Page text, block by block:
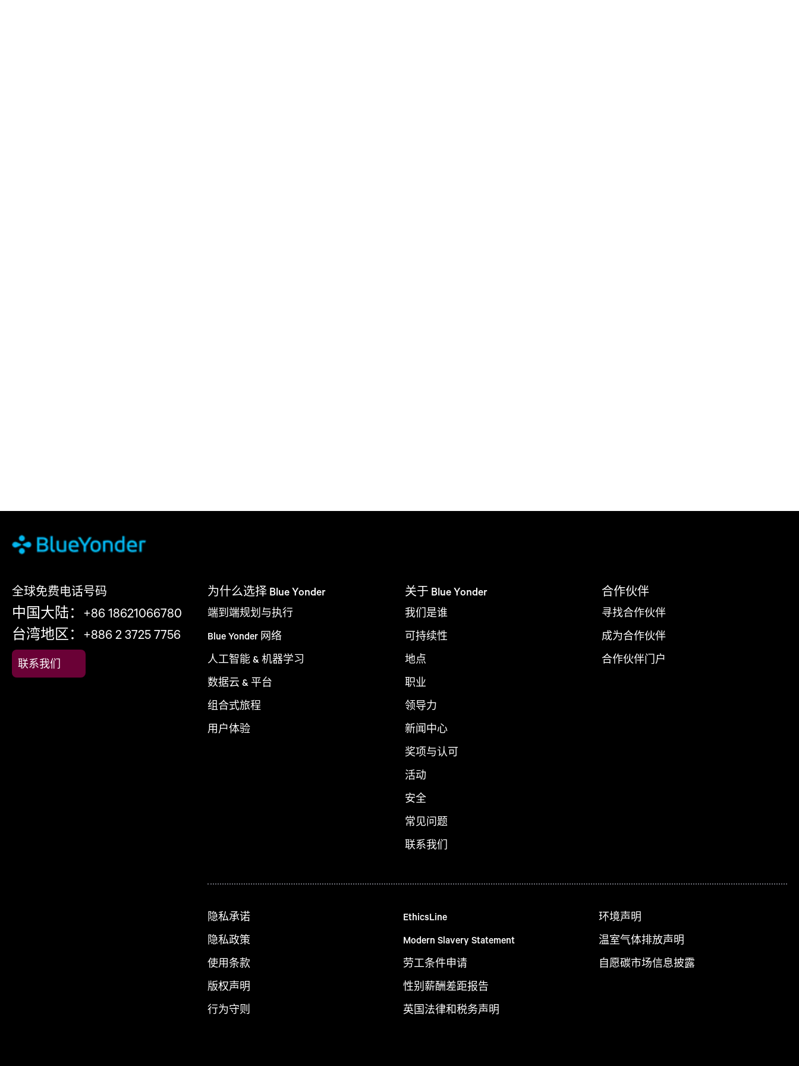
全球免费电话号码
中国大陆：+86 18621066780
台湾地区：+886 2 3725 7756
联系我们
为什么选择 Blue Yonder
端到端规划与执行
Blue Yonder 网络
人工智能 & 机器学习
数据云 & 平台
组合式旅程
用户体验
关于 Blue Yonder
我们是谁
可持续性
地点
职业
领导力
新闻中心
奖项与认可
活动
安全
常见问题
联系我们
合作伙伴
寻找合作伙伴
成为合作伙伴
合作伙伴门户
隐私承诺
隐私政策
使用条款
版权声明
行为守则
EthicsLine
Modern Slavery Statement
劳工条件申请
性别薪酬差距报告
英国法律和税务声明
环境声明
温室气体排放声明
自愿碳市场信息披露